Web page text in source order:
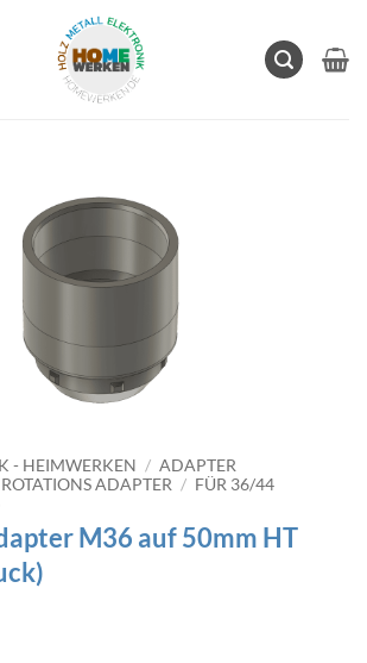
- HEIMWERKEN / ADAPTER
ROTATIONS ADAPTER / FÜR 36/44
M36 auf 50mm HT